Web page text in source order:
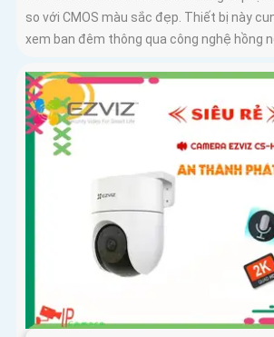
so với CMOS màu sắc đẹp. Thiết bị này
xem ban đêm thông qua công nghệ hồng